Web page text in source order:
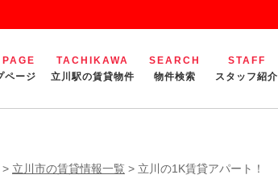
ページ
TACHIKAWA
立川駅の賃貸物件
SEARCH
物件検索
STAFF
スタッフ紹介
> 立川市の賃貸情報一覧 > 立川の1K賃貸アパート！